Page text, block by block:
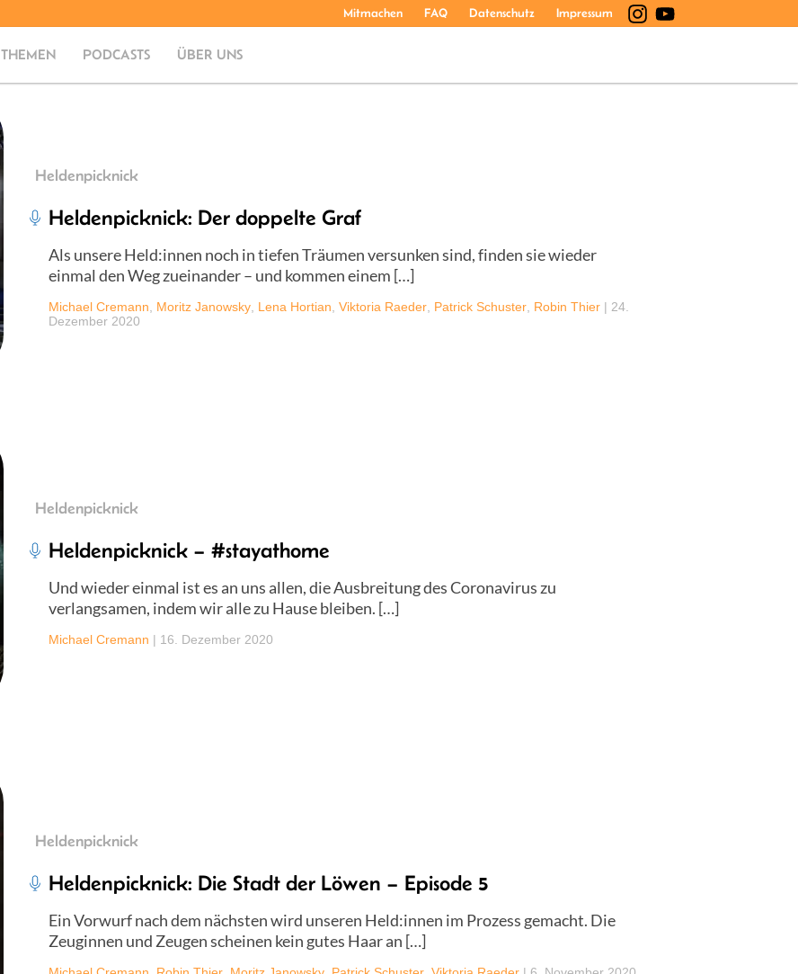
Mitmachen FAQ Datenschutz Impressum
THEMEN PODCASTS ÜBER UNS
Heldenpicknick
Heldenpicknick: Der doppelte Graf
Als unsere Held:innen noch in tiefen Träumen versunken sind, finden sie wieder
einmal den Weg zueinander – und kommen einem […]
Michael Cremann Moritz Janowsky Lena Hortian Viktoria Raeder Patrick Schuster Robin Thier | 24.
Dezember 2020
Heldenpicknick
Heldenpicknick – #stayathome
Und wieder einmal ist es an uns allen, die Ausbreitung des Coronavirus zu
verlangsamen, indem wir alle zu Hause bleiben. […]
Michael Cremann | 16. Dezember 2020
Heldenpicknick
Heldenpicknick: Die Stadt der Löwen – Episode 5
Ein Vorwurf nach dem nächsten wird unseren Held:innen im Prozess gemacht. Die
Zeuginnen und Zeugen scheinen kein gutes Haar an […]